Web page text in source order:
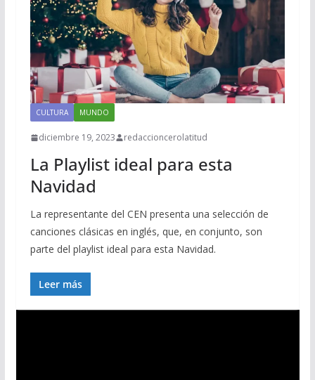
CULTURA MUNDO
diciembre 19, 2023 redaccioncerolatitud
La Playlist ideal para esta
Navidad
La representante del CEN presenta una selección de
canciones clásicas en inglés, que, en conjunto, son
parte del playlist ideal para esta Navidad.
Leer más